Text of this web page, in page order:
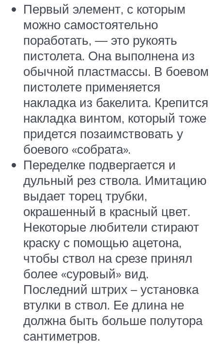
Первый элемент, с которым
можно самостоятельно
поработать, — это рукоять
пистолета. Она выполнена из
обычной пластмассы. В боевом
пистолете применяется
накладка из бакелита. Крепится
накладка винтом, который тоже
придется позаимствовать у
боевого «собрата».
Переделке подвергается и
дульный рез ствола. Имитацию
выдает торец трубки,
окрашенный в красный цвет.
Некоторые любители стирают
краску с помощью ацетона,
чтобы ствол на срезе принял
более «суровый» вид.
Последний штрих – установка
втулки в ствол. Ее длина не
должна быть больше полутора
сантиметров.